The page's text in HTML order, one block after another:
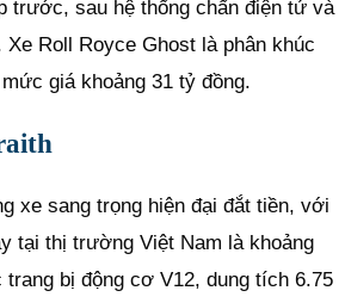
trước, sau hệ thống chấn điện tử và
Xe Roll Royce Ghost là phân khúc
giá khoảng 31 tỷ đồng.
xe sang trọng hiện đại đắt tiền, với
tại thị trường Việt Nam là khoảng
bị động cơ V12, dung tích 6.75